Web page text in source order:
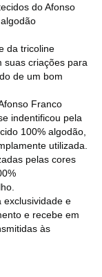
do Afonso
da tricoline
suas criações para
de um bom
Franco
indentificou pela
100% algodão,
utilizada.
pelas cores
exclusividade e
e recebe em
às